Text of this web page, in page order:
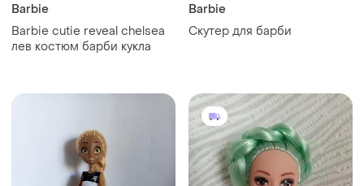
Barbie
Barbie cutie reveal chelsea
лев костюм барби кукла
Barbie
Скутер для барби